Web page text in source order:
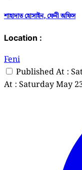
শাহাদাত হোসাইন, ফেনী অফিস
Location :
Feni
Published At :
At : Saturday May